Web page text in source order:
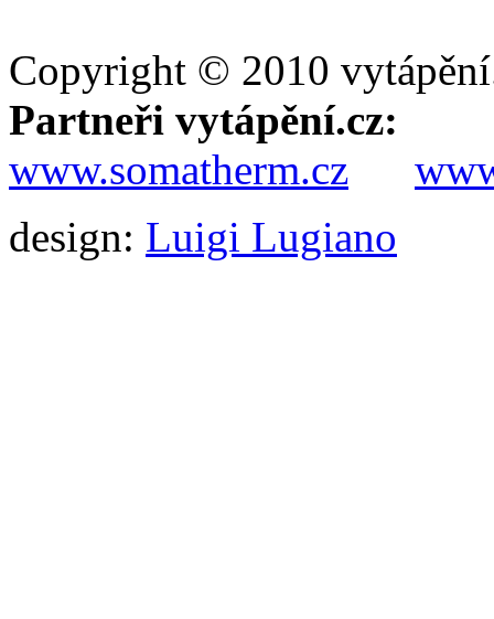
Copyright © 2010
Partneři vytápění.cz:
www.somatherm.cz
design: Luigi Lugiano